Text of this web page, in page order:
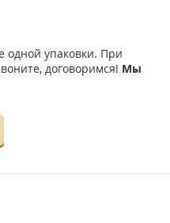
одной упаковки. При
договоримся! Мы